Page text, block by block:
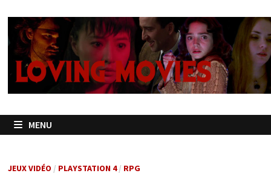
contenu
MENU
JEUX VIDÉO / PLAYSTATION 4/ RPG